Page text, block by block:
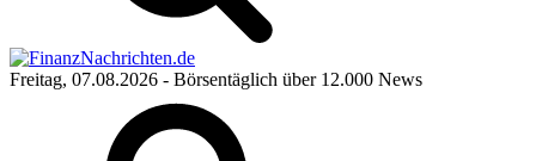
Freitag, 07.08.2026 - Börsentäglich über 12.000 News